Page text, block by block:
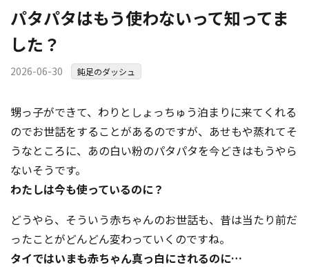
パタパタはもう使わないって知ってま
した？
2026-06-30 鈍足のダッシュ
甥っ子ができて、わりとしょっちゅう泊まりに来てくれる
のでお世話をすることがあるのですが、あせもや蒸れてそ
うなところに、あの白い粉のパタパタを今どきはもうやら
ないそうです。
わたしは今も使っているのに？
どうやら、そういう赤ちゃんのお世話も、昔は当たり前だ
ったことがどんどん変わっていくのですね。
タイではいまも赤ちゃん真っ白にされるのに…